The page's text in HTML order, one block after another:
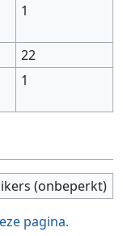
1
22
1
(onbeperkt)
pagina.